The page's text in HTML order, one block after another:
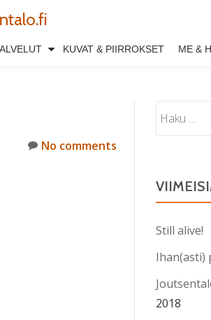
KUVAT & PIIRROKSET ME &
No comments
Still alive!
Ihan(asti)
2018